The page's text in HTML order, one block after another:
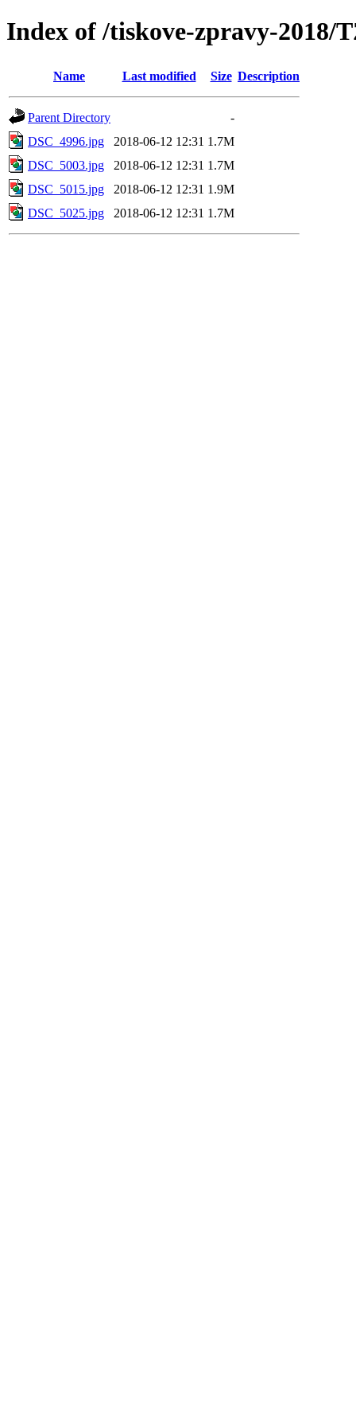
Index of /tiskove-zpravy-2018/
Name Last modified Size Description
Parent Directory
-
DSC_4996.jpg
2018-06-12 12:31 1.7M
DSC_5003.jpg
2018-06-12 12:31 1.7M
DSC_5015.jpg
2018-06-12 12:31 1.9M
DSC_5025.jpg
2018-06-12 12:31 1.7M